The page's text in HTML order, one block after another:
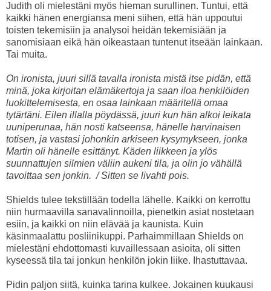
Judith oli mielestäni myös hieman surullinen. Tuntui, että
kaikki hänen energiansa meni siihen, että hän uppoutui
toisten tekemisiin ja analysoi heidän tekemisiään ja
sanomisiaan eikä hän oikeastaan tuntenut itseään lainkaan.
Tai muita.
On ironista, juuri sillä tavalla ironista mistä itse pidän, että
minä, joka kirjoitan elämäkertoja ja saan iloa henkilöiden
luokittelemisesta, en osaa lainkaan määritellä omaa
tytärtäni. Eilen illalla pöydässä, juuri kun hän alkoi leikata
uuniperunaa, hän nosti katseensa, hänelle harvinaisen
totisen, ja vastasi johonkin arkiseen kysymykseen, jonka
Martin oli hänelle esittänyt. Käden liikkeen ja ylös
suunnattujen silmien väliin aukeni tila, ja olin jo vähällä
tavoittaa sen jonkin. / Sitten se livahti pois.
Shields tulee tekstillään todella lähelle. Kaikki on kerrottu
niin hurmaavilla sanavalinnoilla, pienetkin asiat nostetaan
esiin, ja kaikki on niin elävää ja kaunista. Kuin
käsinmaalattu posliinikuppi. Parhaimmillaan Shields on
mielestäni ehdottomasti kuvaillessaan asioita, oli sitten
kyseessä tila tai jonkun henkilön jokin liike. Ihastuttavaa.
Pidin paljon siitä, kuinka tarina kulkee. Jokainen kuukausi